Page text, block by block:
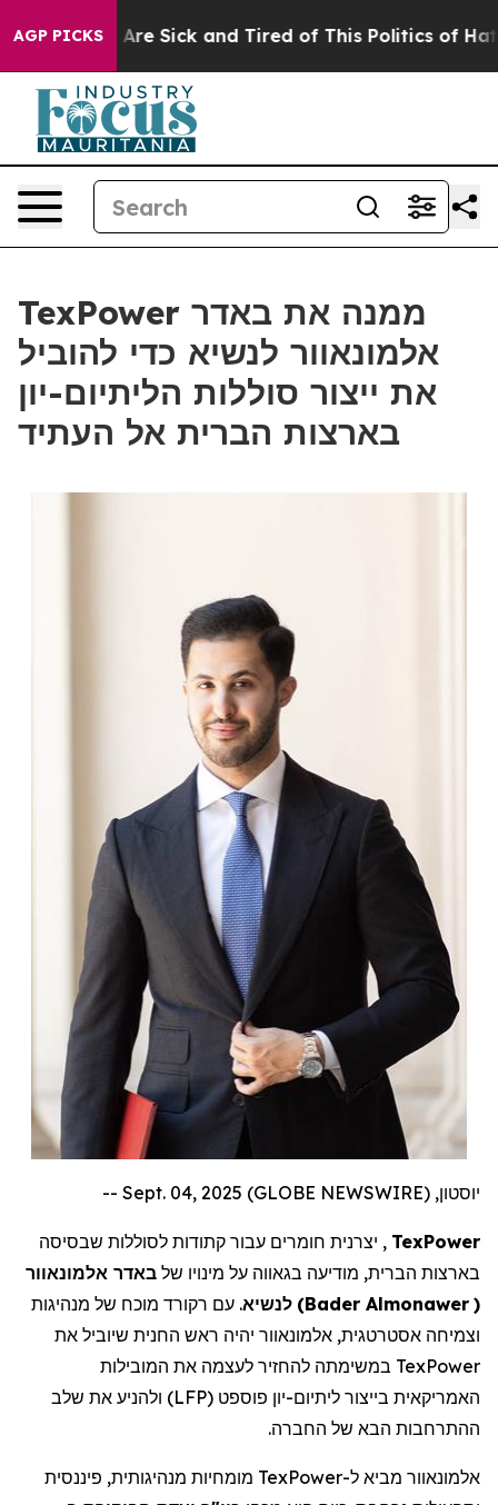
AGP PICKSAre Sick and Tired of This Politics of Hatred”
TexPower ממנה את באדר
אלמונאוור לנשיא כדי להוביל
את ייצור סוללות הליתיום-יון
בארצות הברית אל העתיד
יוסטון, Sept. 04, 2025 (GLOBE NEWSWIRE) --
TexPower
, יצרנית חומרים עבור קתודות לסוללות שבסיסה
בארצות הברית, מודיעה בגאווה על מינויו של באדר אלמונאוור
(
Bader Almonawer
) לנשיא. עם רקורד מוכח של מנהיגות
וצמיחה אסטרטגית, אלמונאוור יהיה ראש החנית שיוביל את
TexPower במשימתה להחזיר לעצמה את המובילות
האמריקאית בייצור ליתיום-יון פוספט (LFP) ולהניע את שלב
ההתרחבות הבא של החברה.
אלמונאוור מביא ל-TexPower מומחיות מנהיגותית, פיננסית